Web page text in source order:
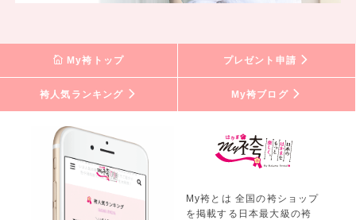
My袴トップ プレゼント申請
袴人気ランキング My袴ブログ
My袴とは 全国の袴ショップ
を掲載する日本最大級の袴